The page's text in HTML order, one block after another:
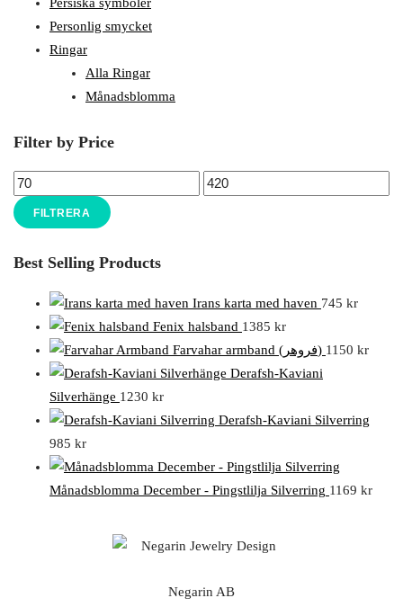
Persiska symboler
Personlig smycket
Ringar
Alla Ringar
Månadsblomma
Filter by Price
FILTRERA
Best Selling Products
Irans karta med haven 745 kr
Fenix halsband 1385 kr
Farvahar armband (فروهر) 1150 kr
Derafsh-Kaviani
Silverhänge 1230 kr
Derafsh-Kaviani Silverring
985 kr
Månadsblomma December - Pingstlilja Silverring 1169 kr
Negarin AB